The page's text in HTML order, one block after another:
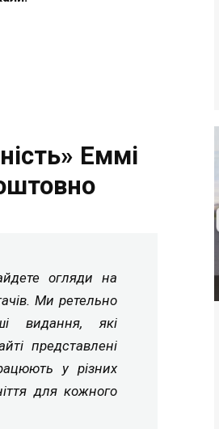
Еммі
огляди на
Ми ретельно
видання, які
представлені
у різних
для кожного